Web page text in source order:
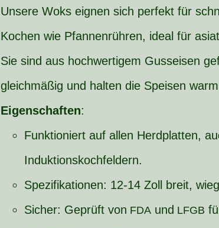
Unsere Woks eignen sich perfekt für
Kochen wie Pfannenrühren, ideal für
Sie sind aus hochwertigem Gusseisen
gleichmäßig und halten die Speisen
Eigenschaften:
Funktioniert auf allen Herdplatten,
Induktionskochfeldern.
Spezifikationen: 12-14 Zoll breit,
Sicher: Geprüft von FDA und LFGB